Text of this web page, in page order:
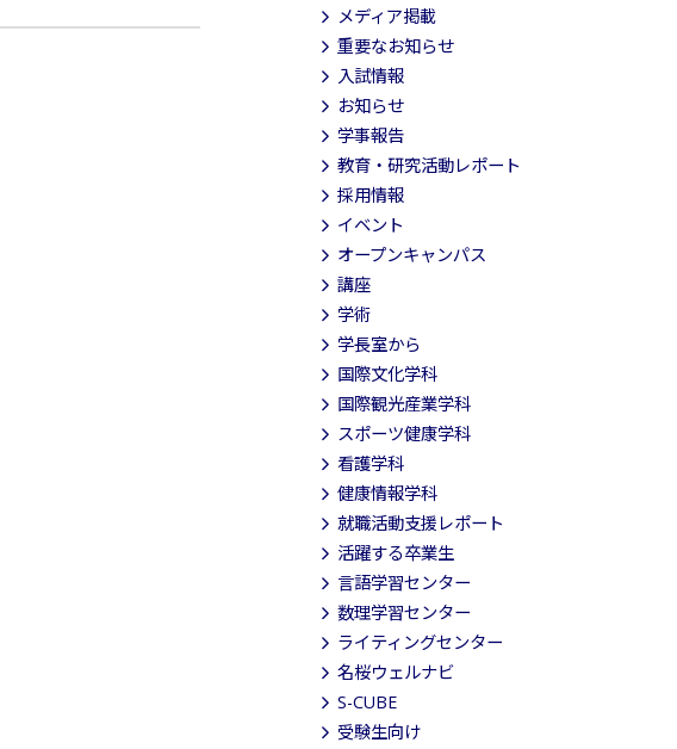
メディア掲載
重要なお知らせ
入試情報
お知らせ
学事報告
教育・研究活動レポート
採用情報
イベント
オープンキャンパス
講座
学術
学長室から
国際文化学科
国際観光産業学科
スポーツ健康学科
看護学科
健康情報学科
就職活動支援レポート
活躍する卒業生
言語学習センター
数理学習センター
ライティングセンター
名桜ウェルナビ
S-CUBE
受験生向け